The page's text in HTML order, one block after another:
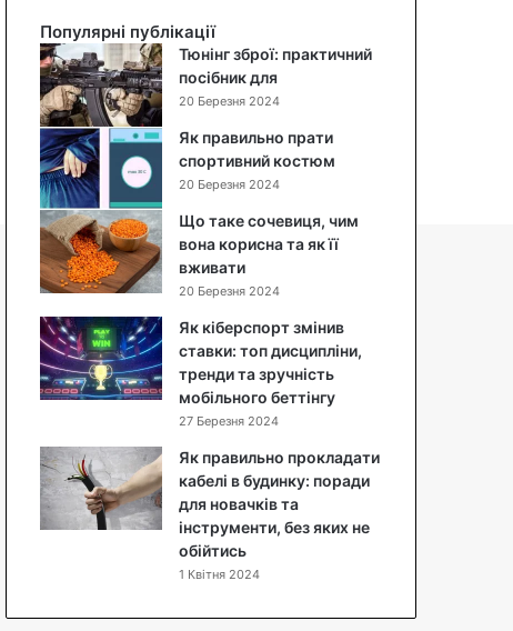
с
а
л
а
т
:
п
о
к
р
о
к
о
в
и
й
ц
е
п
т
т
Популярні публікації
Тюнінг зброї: практичний
посібник для
20 Березня 2024
Як правильно прати
спортивний костюм
20 Березня 2024
Що таке сочевиця, чим
вона корисна та як її
вживати
20 Березня 2024
Як кіберспорт змінив
ставки: топ дисципліни,
тренди та зручність
мобільного беттінгу
27 Березня 2024
Як правильно прокладати
кабелі в будинку: поради
для новачків та
інструменти, без яких не
обійтись
1 Квітня 2024